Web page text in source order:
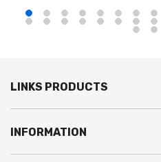
LINKS PRODUCTS
INFORMATION